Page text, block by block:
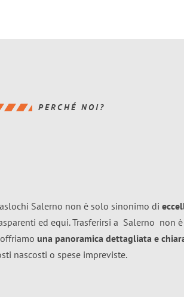
PERCHÉ NOI?
Salerno non è solo sinonimo di
ed equi. Trasferirsi a Salerno non
una panoramica dettagliata e
nascosti o spese impreviste.